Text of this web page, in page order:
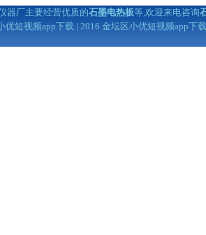
器厂主要经营优质的石墨电热板等,欢迎来电咨询
优短视频app下载 | 2016 金坛区小优短视频app下